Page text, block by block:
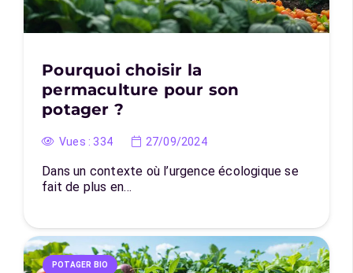
Pourquoi choisir la
permaculture pour son
potager ?
Vues : 334 27/09/2024
Dans un contexte où l’urgence écologique se
fait de plus en…
POTAGER BIO